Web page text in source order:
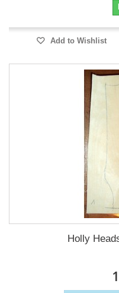
Add to Wishlist
Holly